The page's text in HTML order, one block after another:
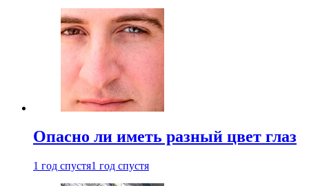
Опасно ли иметь разный цвет глаз
1 год спустя1 год спустя